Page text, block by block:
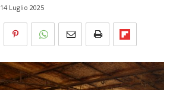
14 Luglio 2025